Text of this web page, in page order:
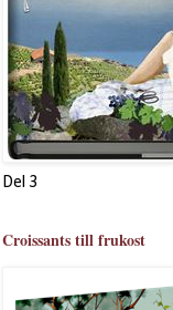
Del 3
Croissants till frukost